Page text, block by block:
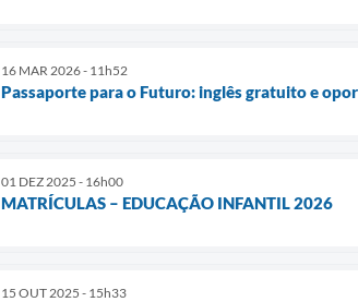
16 MAR 2026 - 11h52
Passaporte para o Futuro: inglês gratuito e
01 DEZ 2025 - 16h00
MATRÍCULAS – EDUCAÇÃO INFANTIL 2026
15 OUT 2025 - 15h33